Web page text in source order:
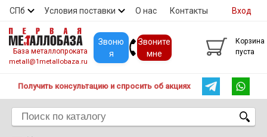
СПб Условия поставки О нас Контакты
Скидки Прайс Покупателям
Вход
База металлопроката
metall@1metallobaza.ru
Звоню
я
Звоните
мне
Корзина
пуста
Получить консультацию и спросить об акциях